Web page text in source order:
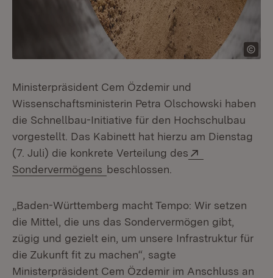
Ministerpräsident Cem Özdemir und
Wissenschaftsministerin Petra Olschowski haben
die Schnellbau-Initiative für den Hochschulbau
vorgestellt. Das Kabinett hat hierzu am Dienstag
(7. Juli) die konkrete Verteilung des
Sondervermögens (Öffnet in neuem Fenster)
beschlossen.
„Baden-Württemberg macht Tempo: Wir setzen
die Mittel, die uns das Sondervermögen gibt,
zügig und gezielt ein, um unsere Infrastruktur für
die Zukunft fit zu machen“, sagte
Ministerpräsident Cem Özdemir im Anschluss an